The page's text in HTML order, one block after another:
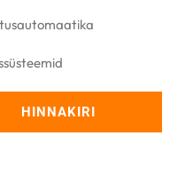
HINNAKIRI